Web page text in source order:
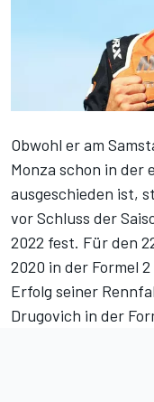
Obwohl er am
Monza schon in der
ausgeschieden ist,
vor Schluss der
2022 fest. Für den
2020 in der Formel
Erfolg seiner
Drugovich in der